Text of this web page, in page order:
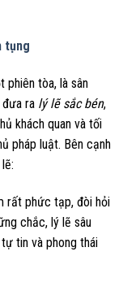
tụng
phiên tòa, là sân
ra lý lẽ sắc bén,
khách quan và tối
pháp luật. Bên cạnh
rất phức tạp, đòi hỏi
chắc, lý lẽ sâu
tin và phong thái